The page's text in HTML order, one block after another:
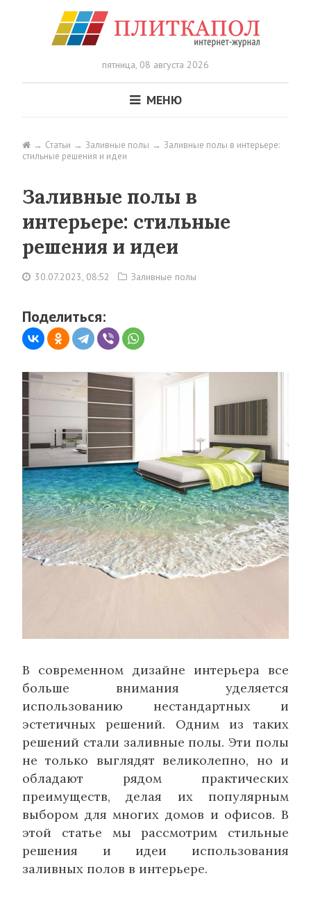
пятница, 08 августа 2026
МЕНЮ
Статьи Заливные полы
Заливные полы в интерьере:
стильные решения и идеи
Заливные полы в
интерьере: стильные
решения и идеи
30.07.2023, 08:52 Заливные полы
Поделиться:
В современном дизайне интерьера все
больше внимания уделяется
использованию нестандартных и
эстетичных решений. Одним из таких
решений стали заливные полы. Эти полы
не только выглядят великолепно, но и
обладают рядом практических
преимуществ, делая их популярным
выбором для многих домов и офисов. В
этой статье мы рассмотрим стильные
решения и идеи использования
заливных полов в интерьере.